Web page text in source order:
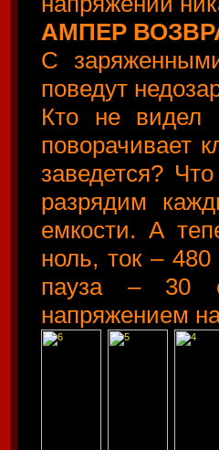
АМПЕР
С
поведут
Кто не видел
поворачивает
заведется?
разрядим
емкости. А
ноль, ток –
пауза – 30
напряжением